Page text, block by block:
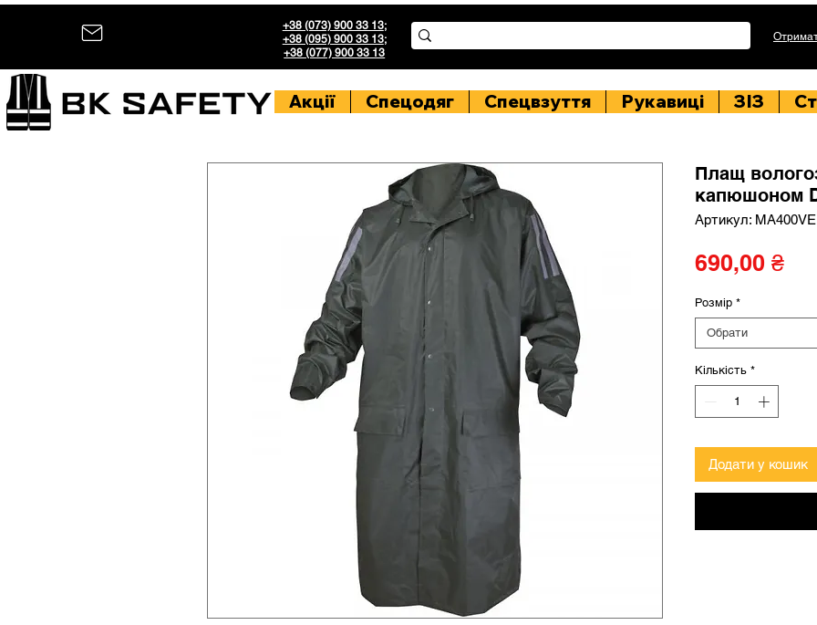
+38 (073) 900 33 13;
+38 (095) 900 33 13;
+38 (077) 900 33 13
Акції Спецодяг Спецвзуття Рукавиці ЗІЗ
Плащ
капюшоном
Артикул: MA400VE
690,00 ₴
Розмір *
Обрати
Кількість *
Додати у кошик